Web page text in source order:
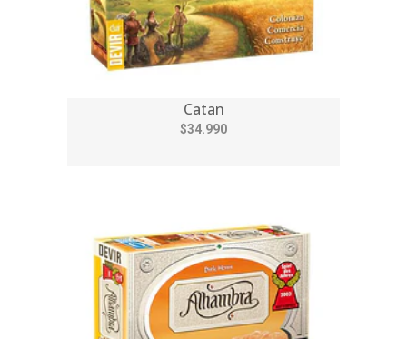
Catan
$34.990